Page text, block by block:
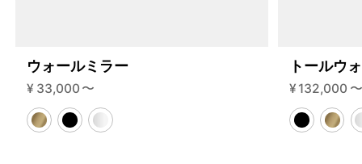
2?variant=46594047770856
WS.65.2.BL.BL0
ウォールミラー
¥ 33,000 〜
トールウ
¥ 132,000 〜